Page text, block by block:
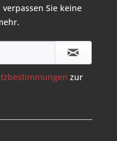
Sie keine
zur